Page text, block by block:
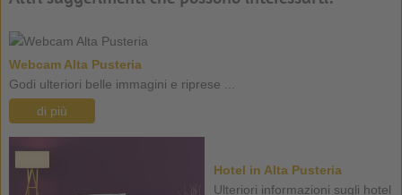
Webcam Alta Pusteria
Godi ulteriori belle immagini e riprese ...
di più
Hotel in Alta Pusteria
Ulteriori informazioni sugli hotel